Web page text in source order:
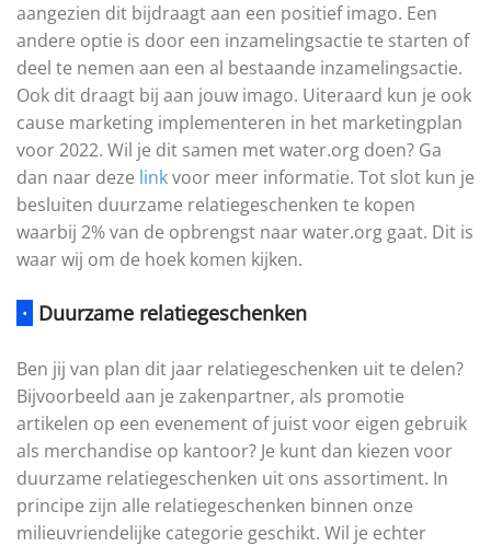
aangezien dit bijdraagt aan een positief imago. Een
andere optie is door een inzamelingsactie te starten of
deel te nemen aan een al bestaande inzamelingsactie.
Ook dit draagt bij aan jouw imago. Uiteraard kun je ook
cause marketing implementeren in het marketingplan
voor 2022. Wil je dit samen met water.org doen? Ga
dan naar deze linkvoor meer informatie. Tot slot kun je
besluiten duurzame relatiegeschenken te kopen
waarbij 2% van de opbrengst naar water.org gaat. Dit is
waar wij om de hoek komen kijken.
· Duurzame relatiegeschenken
Ben jij van plan dit jaar relatiegeschenken uit te delen?
Bijvoorbeeld aan je zakenpartner, als promotie
artikelen op een evenement of juist voor eigen gebruik
als merchandise op kantoor? Je kunt dan kiezen voor
duurzame relatiegeschenken uit ons assortiment. In
principe zijn alle relatiegeschenken binnen onze
milieuvriendelijke categorie geschikt. Wil je echter